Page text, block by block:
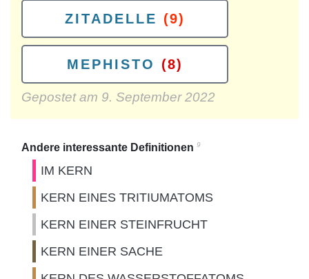
ZITADELLE (9)
MEPHISTO (8)
Gepostet am 9. September 2022
Andere interessante Definitionen 9
IM KERN
KERN EINES TRITIUMATOMS
KERN EINER STEINFRUCHT
KERN EINER SACHE